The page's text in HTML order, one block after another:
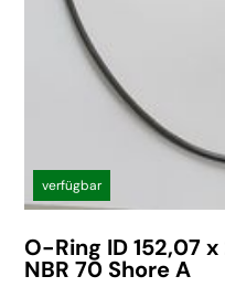
verfügbar
O-Ring ID 152,07
NBR 70 Shore A